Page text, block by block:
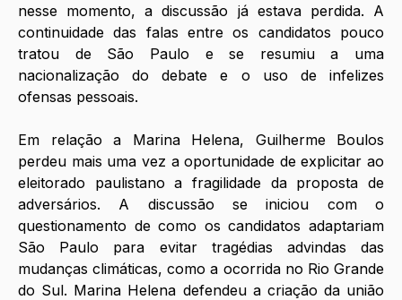
nesse momento, a discussão já estava perdida. A
continuidade das falas entre os candidatos pouco
tratou de São Paulo e se resumiu a uma
nacionalização do debate e o uso de infelizes
ofensas pessoais.
Em relação a Marina Helena, Guilherme Boulos
perdeu mais uma vez a oportunidade de explicitar ao
eleitorado paulistano a fragilidade da proposta de
adversários. A discussão se iniciou com o
questionamento de como os candidatos adaptariam
São Paulo para evitar tragédias advindas das
mudanças climáticas, como a ocorrida no Rio Grande
do Sul. Marina Helena defendeu a criação da união